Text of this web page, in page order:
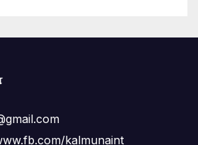
kalmunaint